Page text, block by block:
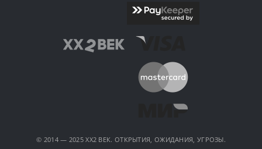
© 2014 — 2025 XX2 ВЕК. ОТКРЫТИЯ, ОЖИДАНИЯ, УГРОЗЫ.